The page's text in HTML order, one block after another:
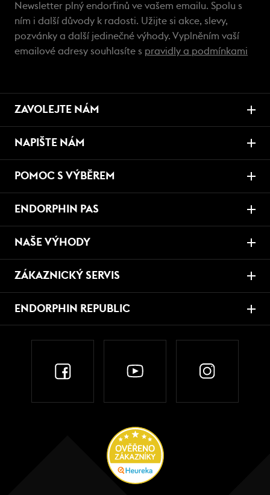
Newsletter plný endorfinů ve vašem emailu. Spolu s
ním i další důvody k radosti. Užijte si akce, slevy,
pozvánky a další jedinečné výhody. Vyplněním vaší
emailové adresy souhlasíte s pravidly a podmínkami
ZAVOLEJTE NÁM
NAPIŠTE NÁM
POMOC S VÝBĚREM
ENDORPHIN PAS
NAŠE VÝHODY
ZÁKAZNICKÝ SERVIS
ENDORPHIN REPUBLIC